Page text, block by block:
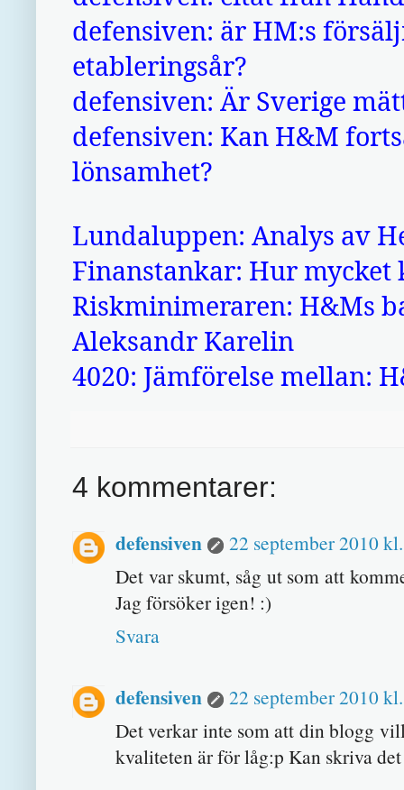
defensiven: är HM:s
etableringsår?
defensiven: Är Sverige
defensiven: Kan H&M
lönsamhet?
Lundaluppen: Analys av
Finanstankar: Hur
Riskminimeraren: H&Ms
Aleksandr Karelin
4020: Jämförelse mellan:
4 kommentarer:
defensiven
22 september 2010
Det var skumt, såg ut som att
Jag försöker igen! :)
Svara
defensiven
22 september 2010
Det verkar inte som att din blogg
kvaliteten är för låg:p Kan skriva